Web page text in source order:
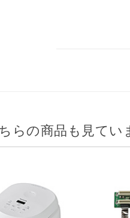
らの商品も見てい